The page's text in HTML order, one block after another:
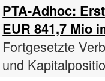
PTA-Adhoc:
EUR 841,7 Mio
Fortgesetzte
und